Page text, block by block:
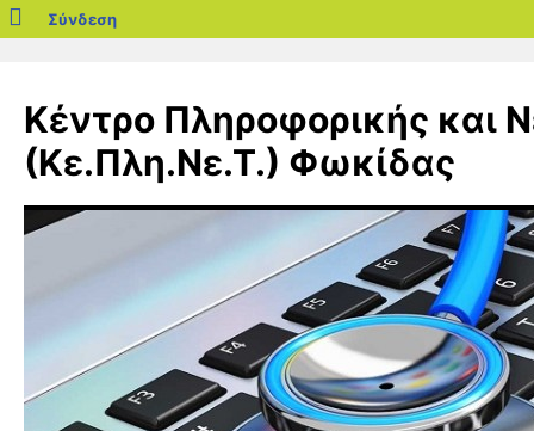
blogs.sch.gr
Σύνδεση
περιεχόμενο
Κέντρο Πληροφορικής και
(Κε.Πλη.Νε.Τ.) Φωκίδας